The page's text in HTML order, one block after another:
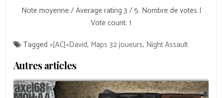
Note moyenne / Average rating 3 / 5. Nombre de votes |
Vote count: 1
Tagged «[AC]»David, Maps 32 joueurs, Night Assault
Autres articles